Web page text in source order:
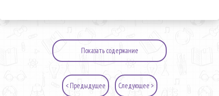
Показать содержание
< Предыдущее Следующее >